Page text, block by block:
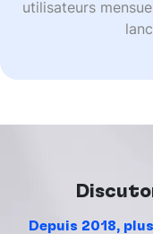
utilisateurs
Depuis 2018,